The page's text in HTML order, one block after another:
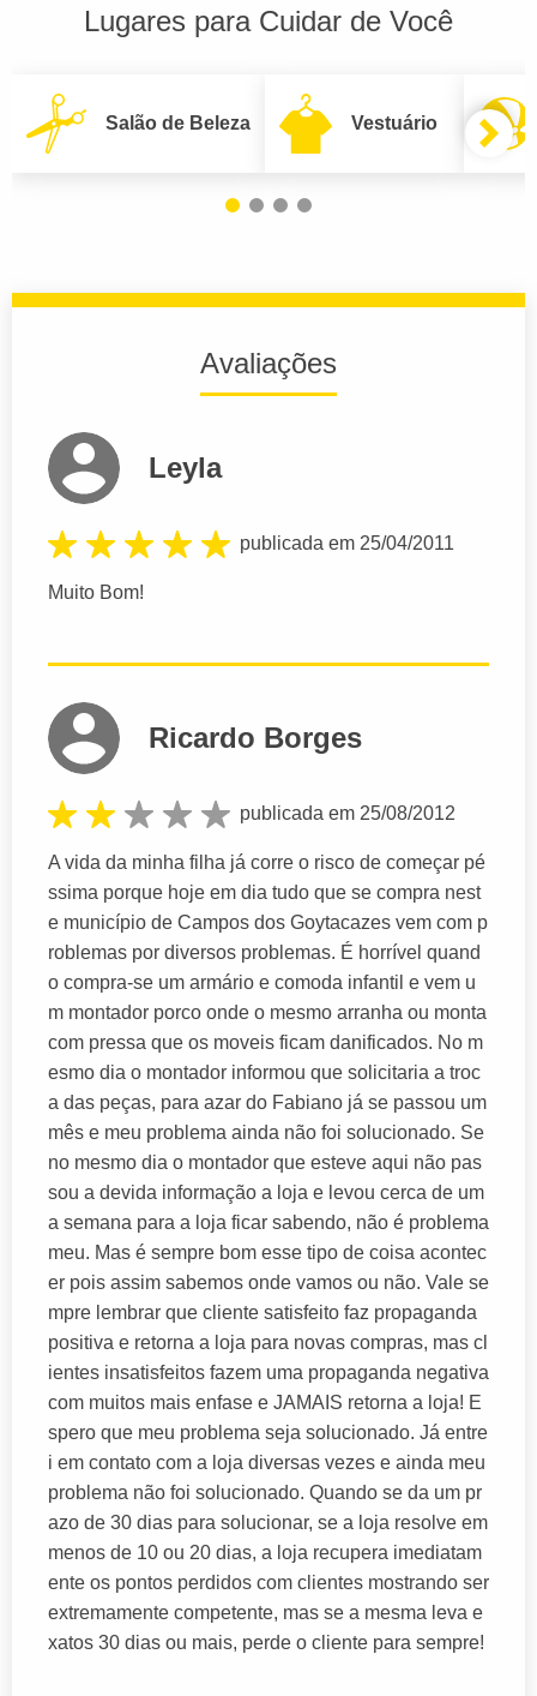
Lugares para Cuidar de Você
Salão de Beleza Vestuário
Avaliações
Leyla
publicada em 25/04/2011
Muito Bom!
Ricardo Borges
publicada em 25/08/2012
A vida da minha filha já corre o risco de começar pé
ssima porque hoje em dia tudo que se compra nest
e município de Campos dos Goytacazes vem com p
roblemas por diversos problemas. É horrível quand
o compra-se um armário e comoda infantil e vem u
m montador porco onde o mesmo arranha ou monta
com pressa que os moveis ficam danificados. No m
esmo dia o montador informou que solicitaria a troc
a das peças, para azar do Fabiano já se passou um
mês e meu problema ainda não foi solucionado. Se
no mesmo dia o montador que esteve aqui não pas
sou a devida informação a loja e levou cerca de um
a semana para a loja ficar sabendo, não é problema
meu. Mas é sempre bom esse tipo de coisa acontec
er pois assim sabemos onde vamos ou não. Vale se
mpre lembrar que cliente satisfeito faz propaganda
positiva e retorna a loja para novas compras, mas cl
ientes insatisfeitos fazem uma propaganda negativa
com muitos mais enfase e JAMAIS retorna a loja! E
spero que meu problema seja solucionado. Já entre
i em contato com a loja diversas vezes e ainda meu
problema não foi solucionado. Quando se da um pr
azo de 30 dias para solucionar, se a loja resolve em
menos de 10 ou 20 dias, a loja recupera imediatam
ente os pontos perdidos com clientes mostrando ser
extremamente competente, mas se a mesma leva e
xatos 30 dias ou mais, perde o cliente para sempre!